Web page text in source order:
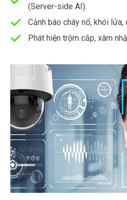
(Server-side AI).
Cảnh báo cháy nổ, khói
Phát hiện trộm cắp, xâm